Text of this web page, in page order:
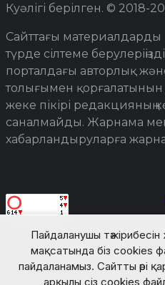
Пайдаланушы
мақсатында біз cookies
пайдаланамыз. Сайтты әрі
арқылы сіз cookies
Куәлігі берілген. © 2018-
Сайттағы материалдарды
түрде сілтеме
порталдағы авторлық
толығымен қорғалатынын
жеке пікірі редакцияның
саналмайды. Жарнама
хабарландыруларға